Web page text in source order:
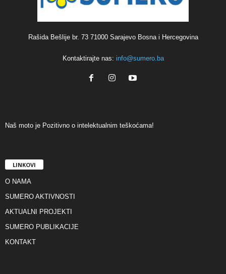
Rašida Bešlije br. 73 71000 Sarajevo Bosna i Hercegovina
Kontaktirajte nas: info@sumero.ba
Naš moto je Pozitivno o intelektualnim teškoćama!
LINKOVI
O NAMA
SUMERO AKTIVNOSTI
AKTUALNI PROJEKTI
SUMERO PUBLIKACIJE
KONTAKT